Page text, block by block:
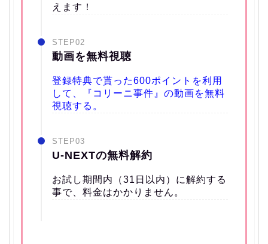
えます！
STEP02
動画を無料視聴
登録特典で貰った600ポイントを利用
して、『コリーニ事件』の動画を無料
視聴する。
STEP03
U-NEXTの無料解約
お試し期間内（31日以内）に解約する
事で、料金はかかりません。